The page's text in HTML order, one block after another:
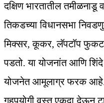
दक्षिण भारतातील
तिकडच्या विधानसभा
मिक्सर, कूकर, लॅपटॉप
पडतो. या योजनांत आणि
योजनेत आमूलाग्र फरक आहे.
गृहपयोगी वस्तू एकदा देऊन